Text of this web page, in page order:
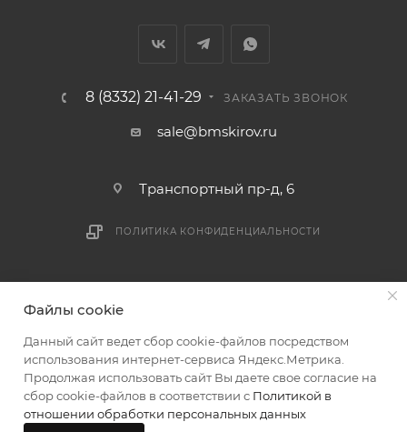
8 (8332) 21-41-29 ЗАКАЗАТЬ ЗВОНОК
sale@bmskirov.ru
Транспортный пр-д, 6
ПОЛИТИКА КОНФИДЕНЦИАЛЬНОСТИ
Файлы cookie
Данный сайт ведет сбор cookie-файлов посредством
использования интернет-сервиса Яндекс.Метрика.
Продолжая использовать сайт Вы даете свое согласие на
сбор cookie-файлов в соответствии с Политикой в
отношении обработки персональных данных